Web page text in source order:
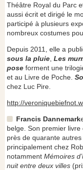
Théâtre Royal du Parc
aussi écrit et dirigé le
participé à plusieurs
nombreux costumes
Depuis 2011, elle a
sous la pluie ,Les
poseforment une
et au Livre de Poche.
chez Luc Pire.
http://
Francis Dannemark
belge. Son premier
près de quarante
principalement chez
notammentMémoires
nuit entre deux villes